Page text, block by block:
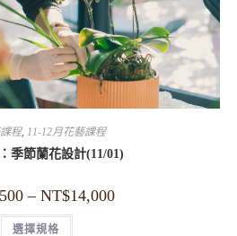
程, 11-12月花藝課程
季節蘭花設計(11/01)
– NT$14,000
選擇規格